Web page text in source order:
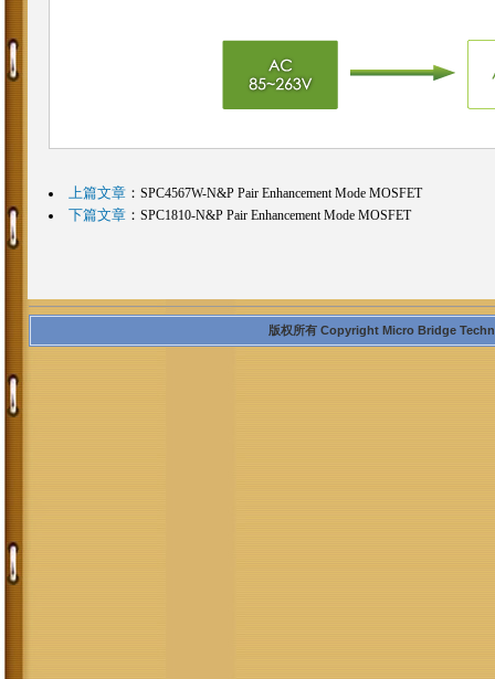
上篇文章： SPC4567W-N&P Pair Enhancement Mode MOSFET
下篇文章： SPC1810-N&P Pair Enhancement Mode MOSFET
版权所有 Copyright Micro Bridge